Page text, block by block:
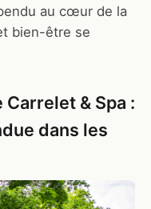
au cœur de la
bien-être se
Carrelet & Spa :
dans les